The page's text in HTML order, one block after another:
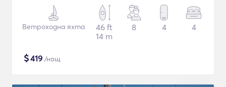
Ветроходна яхта
46 ft
14 m
8 4 4
$419 /нощ